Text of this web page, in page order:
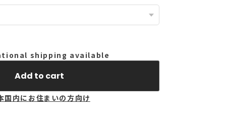
shipping available
Add to cart
国内にお住まいの方向け